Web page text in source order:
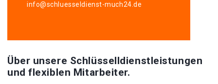
info@schluesseldienst-much24.de
Über unsere Schlüsselldienstleistungen
und flexiblen Mitarbeiter.